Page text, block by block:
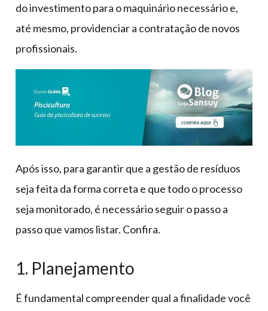
do investimento para o maquinário necessário e,
até mesmo, providenciar a contratação de novos
profissionais.
Após isso, para garantir que a gestão de resíduos
seja feita da forma correta e que todo o processo
seja monitorado, é necessário seguir o passo a
passo que vamos listar. Confira.
1. Planejamento
É fundamental compreender qual a finalidade você